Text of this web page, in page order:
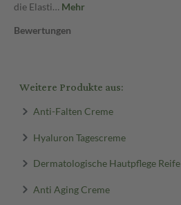
die Elasti… Mehr
Bewertungen
Weitere Produkte aus:
Anti-Falten Creme
Hyaluron Tagescreme
Dermatologische Hautpflege
Anti Aging Creme